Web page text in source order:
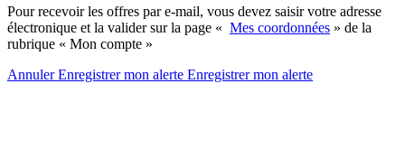
Pour recevoir les offres par e-mail, vous devez saisir votre adresse
électronique et la valider sur la page « Mes coordonnées » de la
rubrique « Mon compte »
AnnulerEnregistrer mon alerte Enregistrermon alerte